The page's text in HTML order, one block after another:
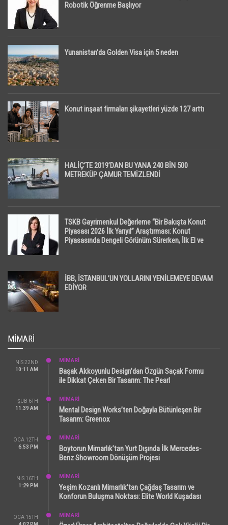
Robotik Öğrenme Başlıyor
Yunanistan’da Golden Visa için 5 neden
Konut inşaat firmaları şikayetleri yüzde 127 arttı
HALİÇ’TE 2019’DAN BU YANA 240 BİN 500
METREKÜP ÇAMUR TEMİZLENDİ
TSKB Gayrimenkul Değerleme “Bir Bakışta Konut
Piyasası 2026 İlk Yarıyıl” Araştırması: Konut
Piyasasında Dengeli Görünüm Sürerken, İlk El ve
İBB, İSTANBUL’UN YOLLARINI YENİLEMEYE DEVAM
EDİYOR
MIMARI
NIS 22ND
10:11 AM
MİMARİ
Başak Akkoyunlu Design’dan Özgün Saçak Formu
ile Dikkat Çeken Bir Tasarım: The Pearl
ŞUB 6TH
11:39 AM
MİMARİ
Mental Design Works’ten Doğayla Bütünleşen Bir
Tasarım: Greenox
OCA 12TH
6:53 PM
MİMARİ
Boytorun Mimarlık’tan Yurt Dışında İlk Mercedes-
Benz Showroom Dönüşüm Projesi
NIS 16TH
1:29 PM
MİMARİ
Yeşim Kozanlı Mimarlık’tan Çağdaş Tasarım ve
Konforun Buluşma Noktası: Elite World Kuşadası
OCA 15TH
MİMARİ